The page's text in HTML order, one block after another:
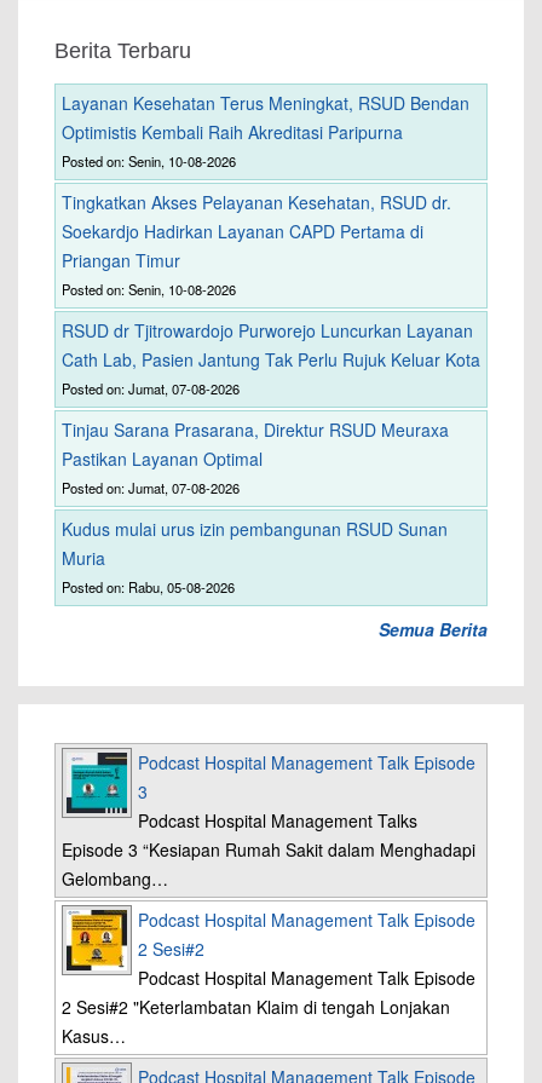
Berita Terbaru
Layanan Kesehatan Terus Meningkat, RSUD Bendan
Optimistis Kembali Raih Akreditasi Paripurna
Posted on: Senin, 10-08-2026
Tingkatkan Akses Pelayanan Kesehatan, RSUD dr.
Soekardjo Hadirkan Layanan CAPD Pertama di
Priangan Timur
Posted on: Senin, 10-08-2026
RSUD dr Tjitrowardojo Purworejo Luncurkan Layanan
Cath Lab, Pasien Jantung Tak Perlu Rujuk Keluar Kota
Posted on: Jumat, 07-08-2026
Tinjau Sarana Prasarana, Direktur RSUD Meuraxa
Pastikan Layanan Optimal
Posted on: Jumat, 07-08-2026
Kudus mulai urus izin pembangunan RSUD Sunan
Muria
Posted on: Rabu, 05-08-2026
Semua Berita
Podcast Hospital Management Talk Episode
3
Podcast Hospital Management Talks
Episode 3 “Kesiapan Rumah Sakit dalam Menghadapi
Gelombang…
Podcast Hospital Management Talk Episode
2 Sesi#2
Podcast Hospital Management Talk Episode
2 Sesi#2 "Keterlambatan Klaim di tengah Lonjakan
Kasus…
Podcast Hospital Management Talk Episode